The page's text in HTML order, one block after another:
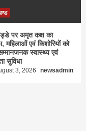
पर अमृत कक्ष का
महिलाओं एवं किशोरियों को
स्वास्थ्य एवं
सुविधा
3, 2026 newsadmin